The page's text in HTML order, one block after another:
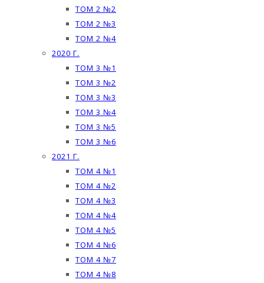
ТОМ 2 №2
ТОМ 2 №3
ТОМ 2 №4
2020 Г.
ТОМ 3 №1
ТОМ 3 №2
ТОМ 3 №3
ТОМ 3 №4
ТОМ 3 №5
ТОМ 3 №6
2021 Г.
ТОМ 4 №1
ТОМ 4 №2
ТОМ 4 №3
ТОМ 4 №4
ТОМ 4 №5
ТОМ 4 №6
ТОМ 4 №7
ТОМ 4 №8